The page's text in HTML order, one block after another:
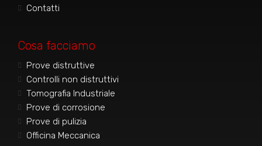
Contatti
Cosa facciamo
Prove distruttive
Controlli non distruttivi
Tomografia Industriale
Prove di corrosione
Prove di pulizia
Officina Meccanica